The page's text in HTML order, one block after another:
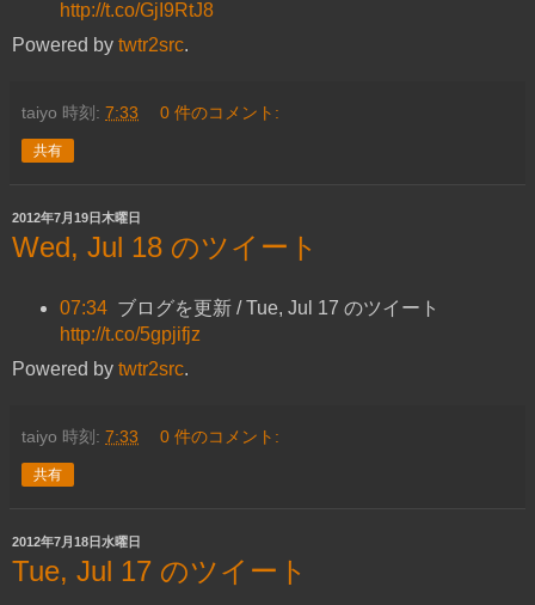
http://t.co/GjI9RtJ8
Powered by twtr2src.
taiyo 時刻: 7:33 0 件のコメント:
共有
2012年7月19日木曜日
Wed, Jul 18 のツイート
07:34 ブログを更新 / Tue, Jul 17 のツイート
http://t.co/5gpjifjz
Powered by twtr2src.
taiyo 時刻: 7:33 0 件のコメント:
共有
2012年7月18日水曜日
Tue, Jul 17 のツイート